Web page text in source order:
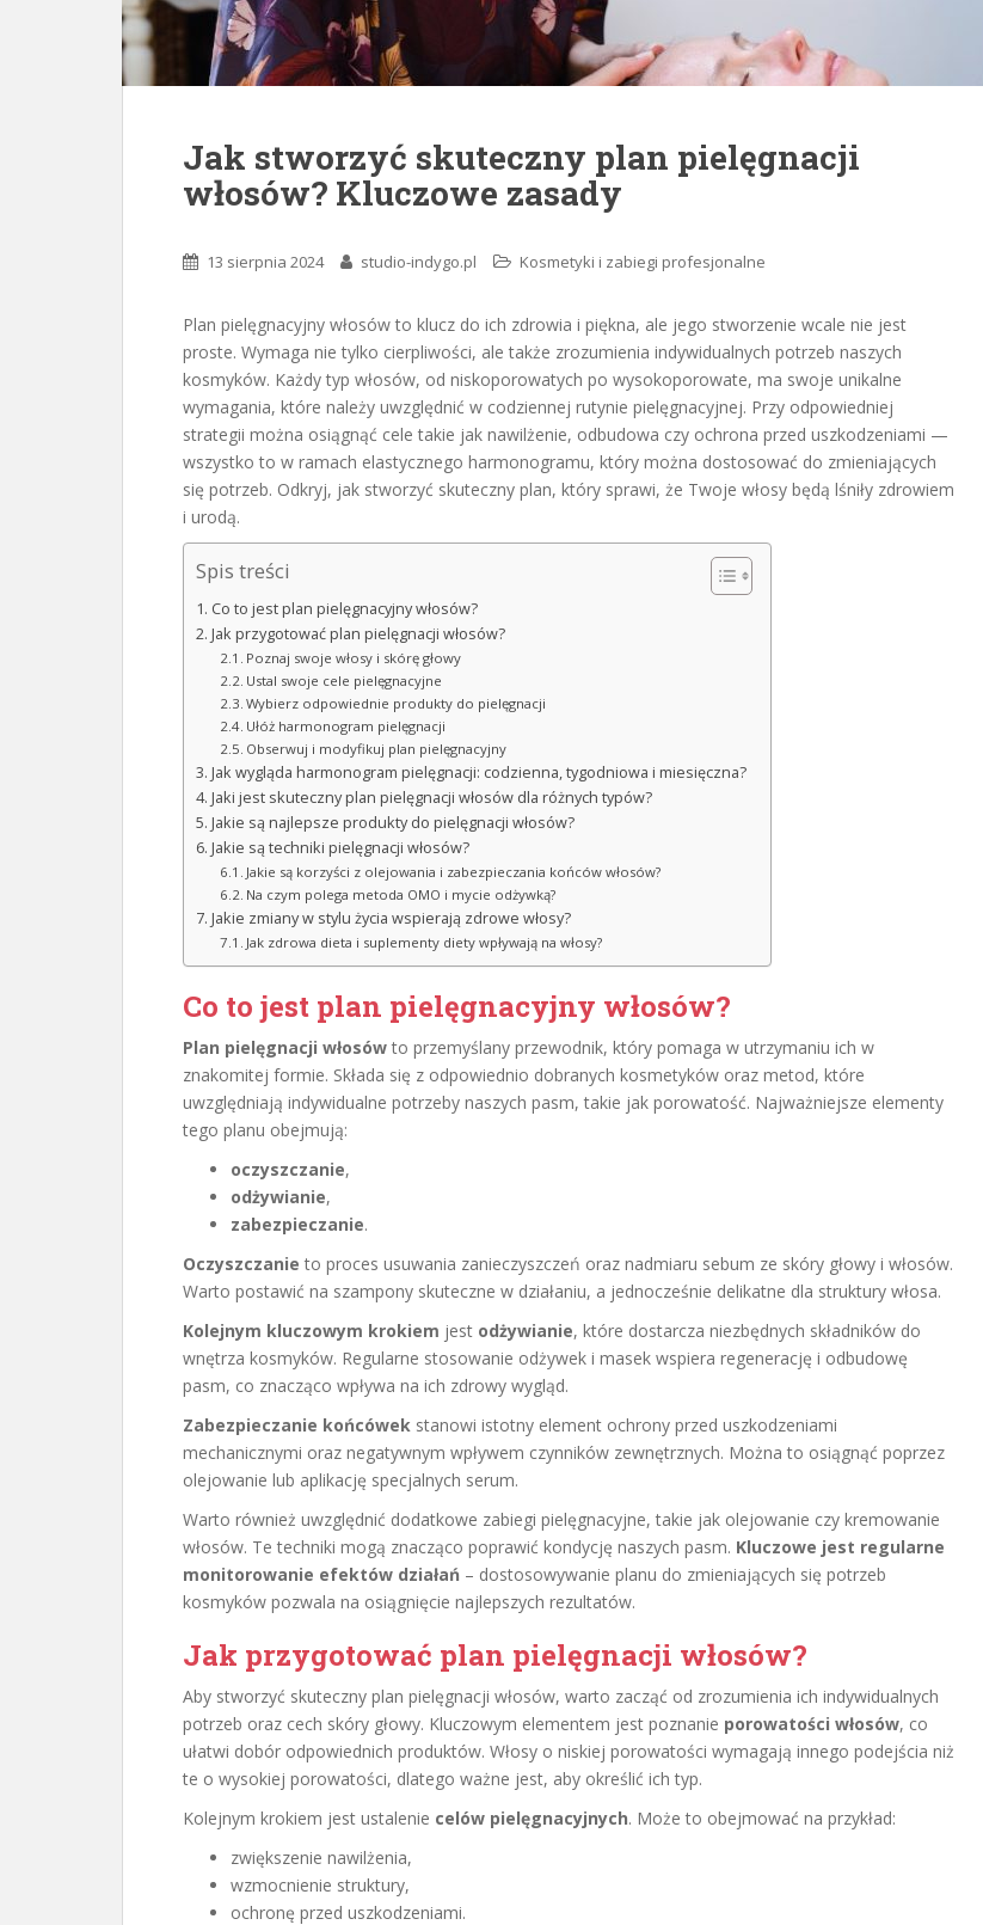
Jak stworzyć skuteczny plan pielęgnacji
włosów? Kluczowe zasady
13 sierpnia 2024 studio-indygo.pl Kosmetyki i zabiegi profesjonalne
Plan pielęgnacyjny włosów to klucz do ich zdrowia i piękna, ale jego stworzenie wcale nie jest
proste. Wymaga nie tylko cierpliwości, ale także zrozumienia indywidualnych potrzeb naszych
kosmyków. Każdy typ włosów, od niskoporowatych po wysokoporowate, ma swoje unikalne
wymagania, które należy uwzględnić w codziennej rutynie pielęgnacyjnej. Przy odpowiedniej
strategii można osiągnąć cele takie jak nawilżenie, odbudowa czy ochrona przed uszkodzeniami —
wszystko to w ramach elastycznego harmonogramu, który można dostosować do zmieniających
się potrzeb. Odkryj, jak stworzyć skuteczny plan, który sprawi, że Twoje włosy będą lśniły zdrowiem
i urodą.
Spis treści
Co to jest plan pielęgnacyjny włosów?
Jak przygotować plan pielęgnacji włosów?
Poznaj swoje włosy i skórę głowy
Ustal swoje cele pielęgnacyjne
Wybierz odpowiednie produkty do pielęgnacji
Ułóż harmonogram pielęgnacji
Obserwuj i modyfikuj plan pielęgnacyjny
Jak wygląda harmonogram pielęgnacji: codzienna, tygodniowa i miesięczna?
Jaki jest skuteczny plan pielęgnacji włosów dla różnych typów?
Jakie są najlepsze produkty do pielęgnacji włosów?
Jakie są techniki pielęgnacji włosów?
Jakie są korzyści z olejowania i zabezpieczania końców włosów?
Na czym polega metoda OMO i mycie odżywką?
Jakie zmiany w stylu życia wspierają zdrowe włosy?
Jak zdrowa dieta i suplementy diety wpływają na włosy?
Co to jest plan pielęgnacyjny włosów?
Plan pielęgnacji włosów to przemyślany przewodnik, który pomaga w utrzymaniu ich w
znakomitej formie. Składa się z odpowiednio dobranych kosmetyków oraz metod, które
uwzględniają indywidualne potrzeby naszych pasm, takie jak porowatość. Najważniejsze elementy
tego planu obejmują:
oczyszczanie,
odżywianie,
zabezpieczanie.
Oczyszczanie to proces usuwania zanieczyszczeń oraz nadmiaru sebum ze skóry głowy i włosów.
Warto postawić na szampony skuteczne w działaniu, a jednocześnie delikatne dla struktury włosa.
Kolejnym kluczowym krokiem jest odżywianie, które dostarcza niezbędnych składników do
wnętrza kosmyków. Regularne stosowanie odżywek i masek wspiera regenerację i odbudowę
pasm, co znacząco wpływa na ich zdrowy wygląd.
Zabezpieczanie końcówek stanowi istotny element ochrony przed uszkodzeniami
mechanicznymi oraz negatywnym wpływem czynników zewnętrznych. Można to osiągnąć poprzez
olejowanie lub aplikację specjalnych serum.
Warto również uwzględnić dodatkowe zabiegi pielęgnacyjne, takie jak olejowanie czy kremowanie
włosów. Te techniki mogą znacząco poprawić kondycję naszych pasm. Kluczowe jest regularne
monitorowanie efektów działań – dostosowywanie planu do zmieniających się potrzeb
kosmyków pozwala na osiągnięcie najlepszych rezultatów.
Jak przygotować plan pielęgnacji włosów?
Aby stworzyć skuteczny plan pielęgnacji włosów, warto zacząć od zrozumienia ich indywidualnych
potrzeb oraz cech skóry głowy. Kluczowym elementem jest poznanie porowatości włosów, co
ułatwi dobór odpowiednich produktów. Włosy o niskiej porowatości wymagają innego podejścia niż
te o wysokiej porowatości, dlatego ważne jest, aby określić ich typ.
Kolejnym krokiem jest ustalenie celów pielęgnacyjnych. Może to obejmować na przykład:
zwiększenie nawilżenia,
wzmocnienie struktury,
ochronę przed uszkodzeniami.